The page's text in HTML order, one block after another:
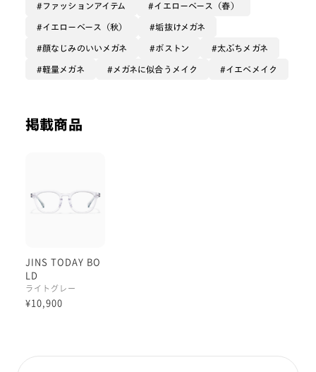
ファッションアイテム イエローベース（春）
イエローベース（秋） 垢抜けメガネ
顔なじみのいいメガネ ボストン 太ぶちメガネ
軽量メガネ メガネに似合うメイク イエベメイク
掲載商品
JINS TODAY BO
LD
ライトグレー
¥10,900